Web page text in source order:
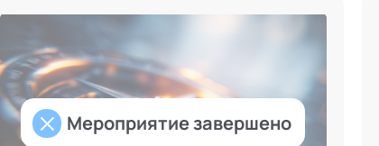
Мероприятие завершено